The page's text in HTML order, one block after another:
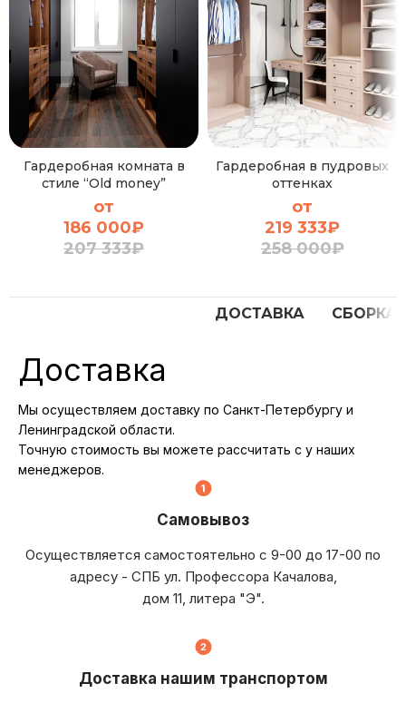
Гардеробная комната в
стиле “Old money”
от
186 000₽
207 333₽
Гардеробная в пудровых
оттенках
от
219 333₽
258 000₽
ДОСТАВКА СБОРКА
Доставка
Мы осуществляем доставку по Санкт-Петербургу и
Ленинградской области.
Точную стоимость вы можете рассчитать с у наших
менеджеров.
Самовывоз
Осуществляется самостоятельно с 9-00 до 17-00 по
адресу - СПБ ул. Профессора Качалова,
дом 11, литера "Э".
Доставка нашим транспортом